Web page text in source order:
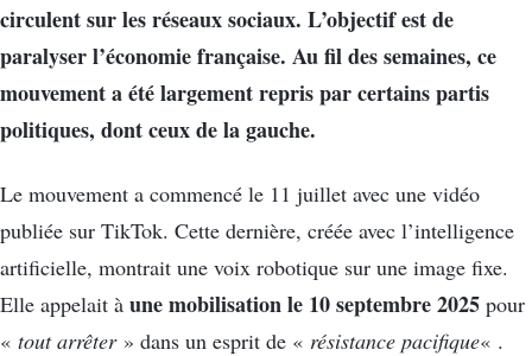
circulent sur les réseaux sociaux. L’objectif est de
paralyser l’économie française. Au fil des semaines, ce
mouvement a été largement repris par certains partis
politiques, dont ceux de la gauche.
Le mouvement a commencé le 11 juillet avec une vidéo
publiée sur TikTok. Cette dernière, créée avec l’intelligence
artificielle, montrait une voix robotique sur une image fixe.
Elle appelait à une mobilisation le 10 septembre 2025 pour
« tout arrêter» dans un esprit de « résistance pacifique« .